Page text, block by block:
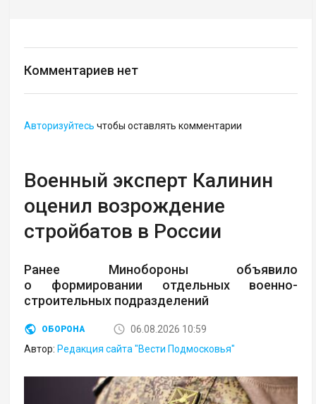
Комментариев нет
Авторизуйтесь чтобы оставлять комментарии
Военный эксперт Калинин
оценил возрождение
стройбатов в России
Ранее Минобороны объявило
о формировании отдельных военно-
строительных подразделений
ОБОРОНА
06.08.2026 10:59
Автор: Редакция сайта "Вести Подмосковья"